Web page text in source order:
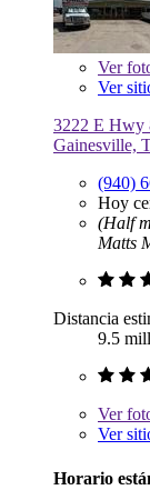
Ver
Ver
3222 E Hwy
Gainesville,
(940)
Hoy
(Half
Matts
Distancia
9.5
Ver
Ver
Horario